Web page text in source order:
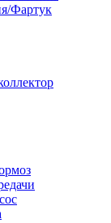
Фартук